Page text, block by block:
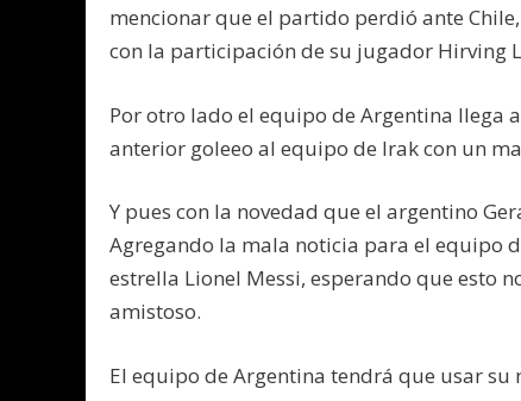
mencionar que el partido perdió ante
con la participación de su jugador Hirving
Por otro lado el equipo de Argentina llega
anterior goleeo al equipo de Irak con un
Y pues con la novedad que el argentino
Agregando la mala noticia para el equipo
estrella Lionel Messi, esperando que esto
amistoso.
El equipo de Argentina tendrá que usar su